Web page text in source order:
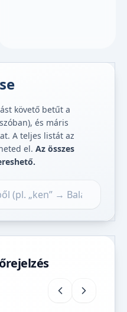
követő betűt a
és máris
A teljes listát az
el. Az összes